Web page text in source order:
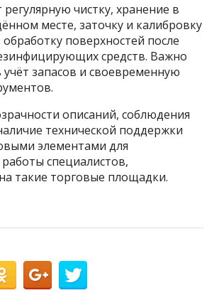
чистку, хранение в
месте, заточку и калибровку
поверхностей после
средств. Важно
запасов и своевременную
описаний, соблюдения
технической поддержки
элементами для
специалистов,
такие торговые площадки.